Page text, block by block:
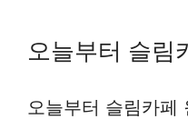
오늘부터 슬림
오늘부터 슬림카페